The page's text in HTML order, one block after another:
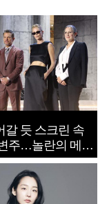
갈 듯 스크린 속
주…놀란의 메시
속죄’